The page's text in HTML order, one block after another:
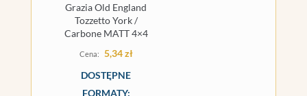
Grazia Old England
Tozzetto York /
Carbone MATT 4×4
5,34zł
DOSTĘPNE
FORMATY: